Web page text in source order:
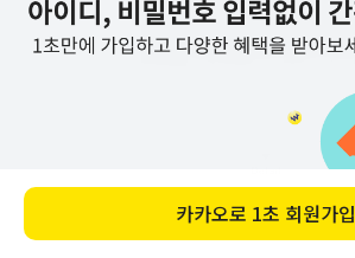
카카오로 1초 회원가입